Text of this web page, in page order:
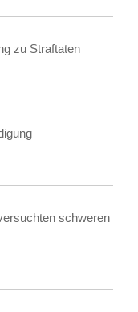
zu Straftaten
schweren